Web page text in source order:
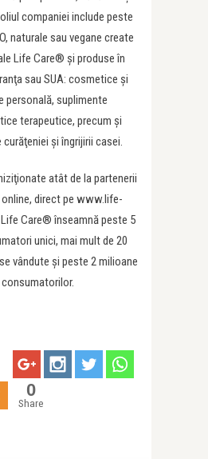
companiei include peste
naturale sau vegane create
Life Care® şi produse în
sau SUA: cosmetice şi
personală, suplimente
terapeutice, precum şi
şi îngrijirii casei.
atât de la partenerii
direct pe www.life-
Care® înseamnă peste 5
unici, mai mult de 20
vândute şi peste 2 milioane
0
Share